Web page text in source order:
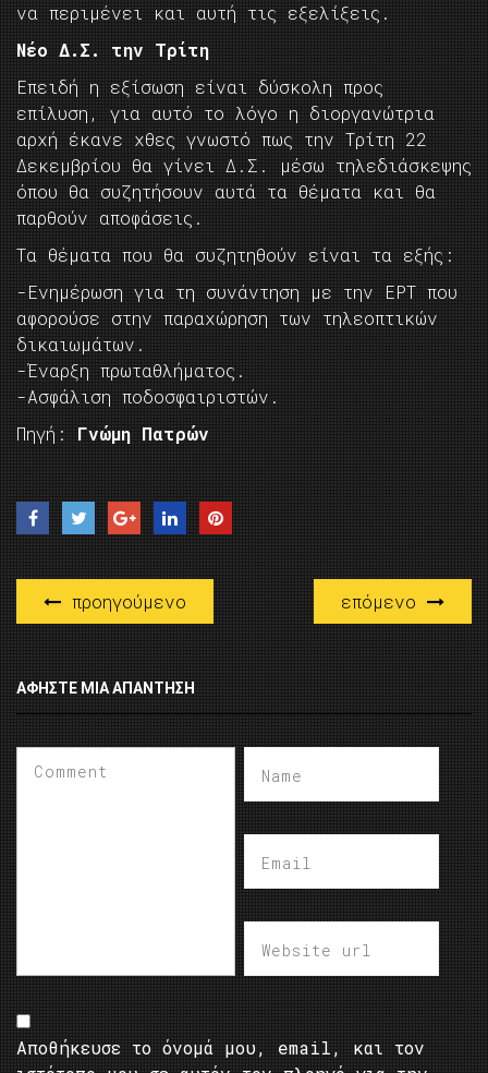
να περιμένει και αυτή τις εξελίξεις.
Νέο Δ.Σ. την Τρίτη
Επειδή η εξίσωση είναι δύσκολη προς
επίλυση, για αυτό το λόγο η διοργανώτρια
αρχή έκανε χθες γνωστό πως την Τρίτη 22
Δεκεμβρίου θα γίνει Δ.Σ. μέσω τηλεδιάσκεψης
όπου θα συζητήσουν αυτά τα θέματα και θα
παρθούν αποφάσεις.
Τα θέματα που θα συζητηθούν είναι τα εξής:
-Ενημέρωση για τη συνάντηση με την ΕΡΤ που
αφορούσε στην παραχώρηση των τηλεοπτικών
δικαιωμάτων.
-Έναρξη πρωταθλήματος.
-Ασφάλιση ποδοσφαιριστών.
Πηγή: Γνώμη Πατρών
προηγούμενο επόμενο
ΑΦΉΣΤΕ ΜΙΑ ΑΠΆΝΤΗΣΗ
Αποθήκευσε το όνομά μου, email, και τον